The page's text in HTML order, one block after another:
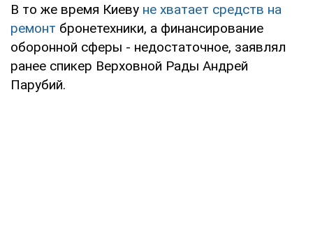
В то же время Киеву не хватает средств на
ремонт бронетехники, а финансирование
оборонной сферы - недостаточное, заявлял
ранее спикер Верховной Рады Андрей
Парубий.